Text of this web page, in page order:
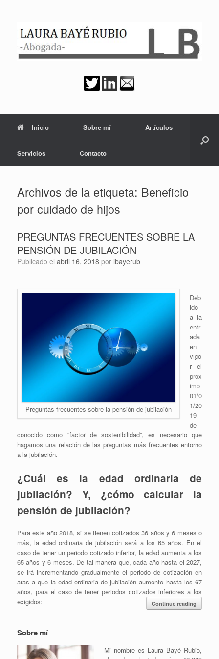
Inicio Sobre mí Artículos
Servicios Contacto
Archivos de la etiqueta: Beneficio
por cuidado de hijos
PREGUNTAS FRECUENTES SOBRE LA
PENSIÓN DE JUBILACIÓN
Publicado el abril 16, 2018 por lbayerub
Preguntas frecuentes sobre la pensión de jubilación
Deb
ido
a la
entr
ada
en
vigo
r el
próx
imo
01/0
1/20
19
del
conocido como “factor de sostenibilidad”, es necesario que
hagamos una relación de las preguntas más frecuentes entorno
a la jubilación.
¿Cuál es la edad ordinaria de
jubilación? Y, ¿cómo calcular la
pensión de jubilación?
Para este año 2018, si se tienen cotizados 36 años y 6 meses o
más, la edad ordinaria de jubilación será a los 65 años. En el
caso de tener un periodo cotizado inferior, la edad aumenta a los
65 años y 6 meses. De tal manera que, cada año hasta el 2027,
se irá incrementando gradualmente el periodo de cotización en
aras a que la edad ordinaria de jubilación aumente hasta los 67
años, para el caso de tener periodos cotizados inferiores a los
exigidos:
Continue reading
Sobre mí
Mi nombre es Laura Bayé Rubio,